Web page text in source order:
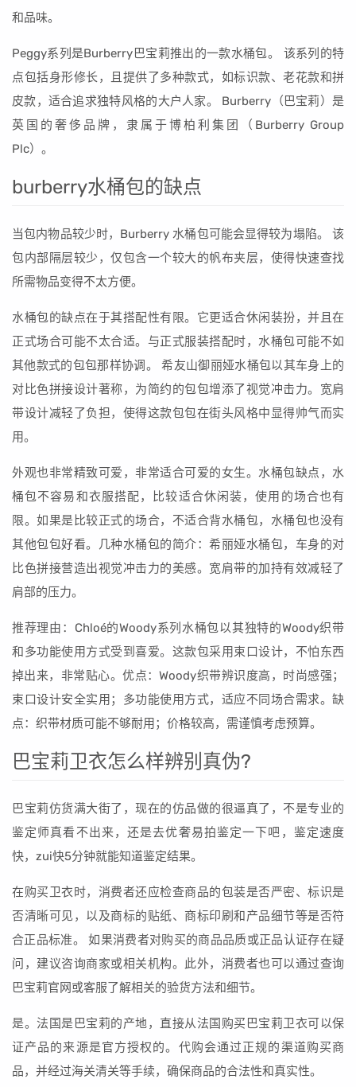
和品味。
Peggy系列是Burberry巴宝莉推出的一款水桶包。 该系列的特
点包括身形修长，且提供了多种款式，如标识款、老花款和拼
皮款，适合追求独特风格的大户人家。 Burberry（巴宝莉）是
英国的奢侈品牌，隶属于博柏利集团（Burberry Group
Plc）。
burberry水桶包的缺点
当包内物品较少时，Burberry 水桶包可能会显得较为塌陷。 该
包内部隔层较少，仅包含一个较大的帆布夹层，使得快速查找
所需物品变得不太方便。
水桶包的缺点在于其搭配性有限。它更适合休闲装扮，并且在
正式场合可能不太合适。与正式服装搭配时，水桶包可能不如
其他款式的包包那样协调。 希友山御丽娅水桶包以其车身上的
对比色拼接设计著称，为简约的包包增添了视觉冲击力。宽肩
带设计减轻了负担，使得这款包包在街头风格中显得帅气而实
用。
外观也非常精致可爱，非常适合可爱的女生。水桶包缺点，水
桶包不容易和衣服搭配，比较适合休闲装，使用的场合也有
限。如果是比较正式的场合，不适合背水桶包，水桶包也没有
其他包包好看。几种水桶包的简介：希丽娅水桶包，车身的对
比色拼接营造出视觉冲击力的美感。宽肩带的加持有效减轻了
肩部的压力。
推荐理由：Chloé的Woody系列水桶包以其独特的Woody织带
和多功能使用方式受到喜爱。这款包采用束口设计，不怕东西
掉出来，非常贴心。优点：Woody织带辨识度高，时尚感强；
束口设计安全实用；多功能使用方式，适应不同场合需求。缺
点：织带材质可能不够耐用；价格较高，需谨慎考虑预算。
巴宝莉卫衣怎么样辨别真伪?
巴宝莉仿货满大街了，现在的仿品做的很逼真了，不是专业的
鉴定师真看不出来，还是去优奢易拍鉴定一下吧，鉴定速度
快，zui快5分钟就能知道鉴定结果。
在购买卫衣时，消费者还应检查商品的包装是否严密、标识是
否清晰可见，以及商标的贴纸、商标印刷和产品细节等是否符
合正品标准。 如果消费者对购买的商品品质或正品认证存在疑
问，建议咨询商家或相关机构。此外，消费者也可以通过查询
巴宝莉官网或客服了解相关的验货方法和细节。
是。法国是巴宝莉的产地，直接从法国购买巴宝莉卫衣可以保
证产品的来源是官方授权的。代购会通过正规的渠道购买商
品，并经过海关清关等手续，确保商品的合法性和真实性。